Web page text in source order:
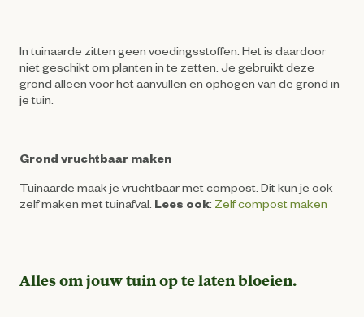
In tuinaarde zitten geen voedingsstoffen. Het is daardoor
niet geschikt om planten in te zetten. Je gebruikt deze
grond alleen voor het aanvullen en ophogen van de grond in
je tuin.
Grond vruchtbaar maken
Tuinaarde maak je vruchtbaar met compost. Dit kun je ook
zelf maken met tuinafval. Lees ook: Zelf compost maken
Alles om jouw tuin op te laten bloeien.